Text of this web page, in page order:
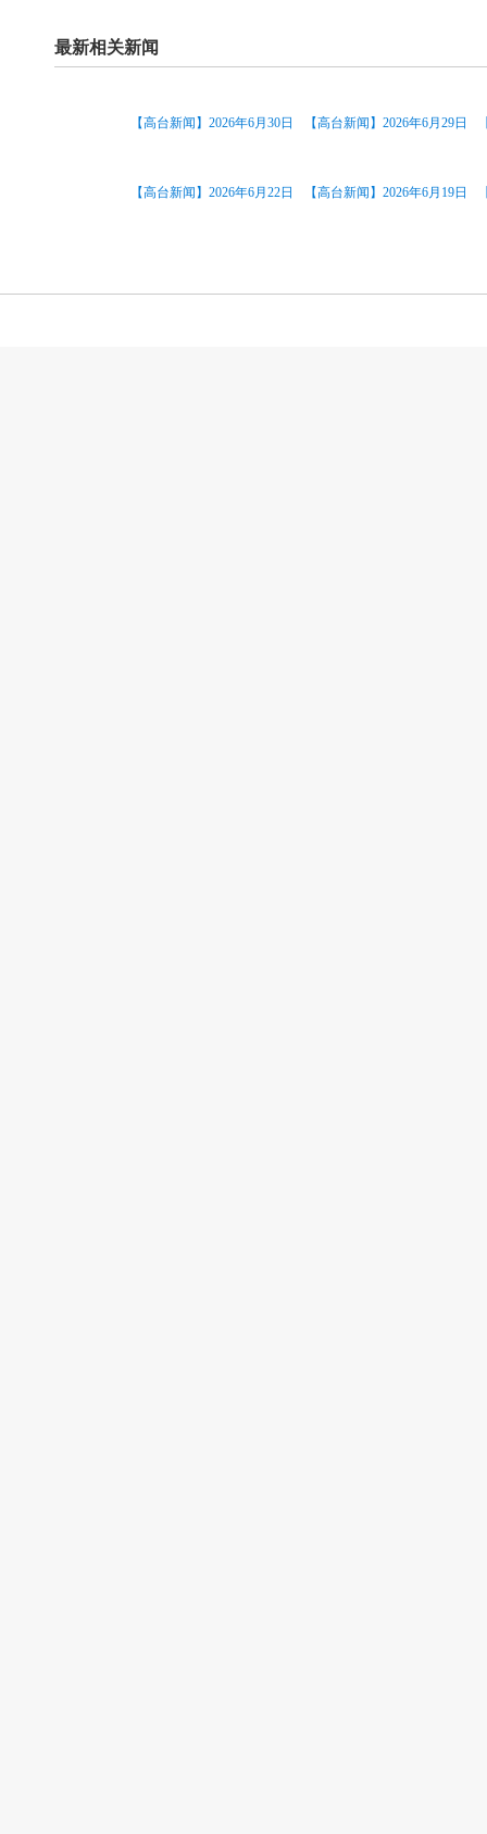
最新相关新闻
【高台新闻】2026年6月30日 【高台新闻】2026年6月29日
【高台新闻】2026年6月22日 【高台新闻】2026年6月19日